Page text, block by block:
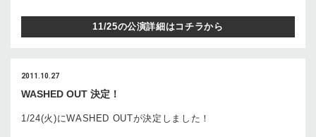
11/25の公演詳細はコチラから
2011.10.27
WASHED OUT 決定！
1/24(火)にWASHED OUTが決定しました！